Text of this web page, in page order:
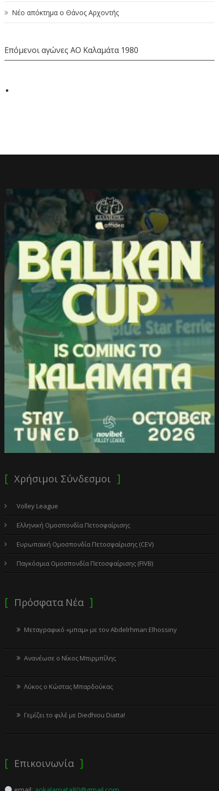
Νέο απόκτημα ο Θάνος Αρχοντής
Επόμενοι αγώνες ΑΟ Καλαμάτα 1980
Χρήσιμοι Σύνδεσμοι
Volley League
Ελληνική Ομοσπονδία Πετοσφαίρισης
Ευρωπαϊκή Ομοσπονδία Πετοσφαίρισης (CEV)
Παγκόσμια Ομοσπονδία Πετοσφαίρισης (FIVB)
Πρόσφατα Νέα
Μεταγραφικό «μπαμ» με τον Abdelrhman Elhossiny
Ανανέωσε ο Νίκος Μπιρμπίλης
Λύκος ο Κώστας Μπαρδούκας
Γεμίζει το φιλέ με Diedhiou Diatta!
Επικοινωνία